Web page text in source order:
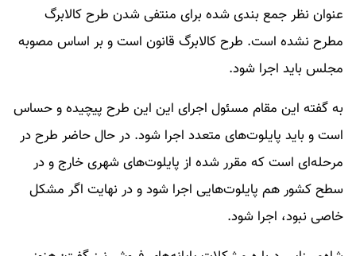
عنوان نظر جمع بندی شده برای منتفی شدن طرح کالابرگ
مطرح نشده است. طرح کالابرگ قانون است و بر اساس مصوبه
مجلس باید اجرا شود.
به گفته این مقام مسئول اجرای این این طرح پیچیده و حساس
است و باید پایلوت‌های متعدد اجرا شود. در حال حاضر طرح در
مرحله‌ای است که مقرر شده از پایلوت‌های شهری خارج و در
سطح کشور هم پایلوت‌هایی اجرا شود و در نهایت اگر مشکل
خاصی نبود، اجرا شود.